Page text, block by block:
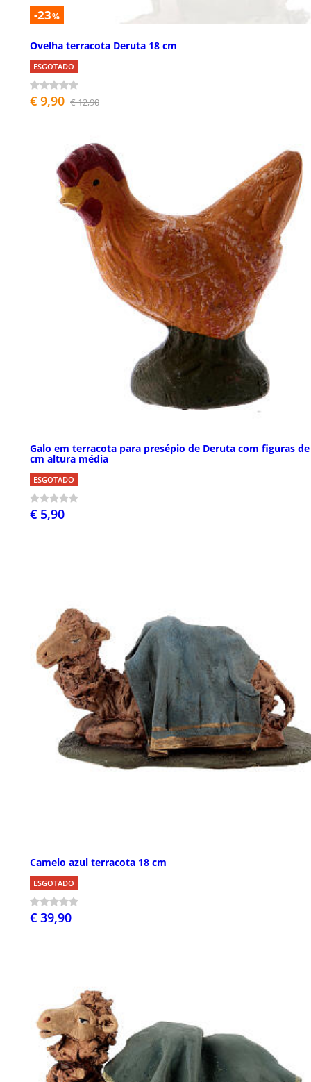
-23%
Ovelha terracota Deruta 18 cm
ESGOTADO
€ 9,90 € 12,90
Galo em terracota para presépio de Deruta com figuras de
cm altura média
ESGOTADO
€ 5,90
Camelo azul terracota 18 cm
ESGOTADO
€ 39,90